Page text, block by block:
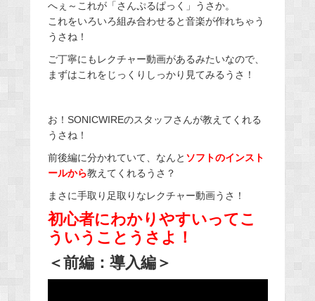
へぇ～これが「さんぷるぱっく」うさか。
これをいろいろ組み合わせると音楽が作れちゃう
うさね！
ご丁寧にもレクチャー動画があるみたいなので、
まずはこれをじっくりしっかり見てみるうさ！
お！SONICWIREのスタッフさんが教えてくれる
うさね！
前後編に分かれていて、なんと ソフトのインスト
ールから教えてくれるうさ？
まさに手取り足取りなレクチャー動画うさ！
初心者にわかりやすいってこ
ういうことうさよ！
＜前編：導入編＞